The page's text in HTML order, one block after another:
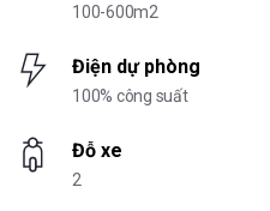
100-600m2
Điện dự phòng
100% công suất
Đỗ xe
2